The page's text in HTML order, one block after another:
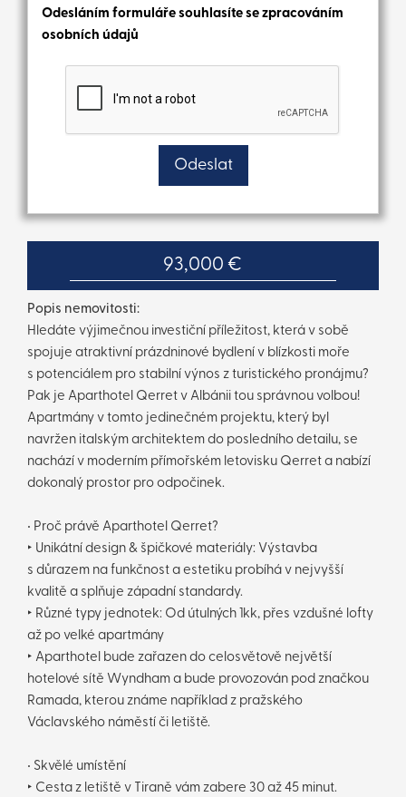
Odesláním formuláře souhlasíte se zpracováním
osobních údajů
93,000 €
Popis nemovitosti:
Hledáte výjimečnou investiční příležitost, která v sobě
spojuje atraktivní prázdninové bydlení v blízkosti moře
s potenciálem pro stabilní výnos z turistického pronájmu?
Pak je Aparthotel Qerret v Albánii tou správnou volbou!
Apartmány v tomto jedinečném projektu, který byl
navržen italským architektem do posledního detailu, se
nachází v moderním přímořském letovisku Qerret a nabízí
dokonalý prostor pro odpočinek.
• Proč právě Aparthotel Qerret?
‣ Unikátní design & špičkové materiály: Výstavba
s důrazem na funkčnost a estetiku probíhá v nejvyšší
kvalitě a splňuje západní standardy.
‣ Různé typy jednotek: Od útulných 1kk, přes vzdušné lofty
až po velké apartmány
‣ Aparthotel bude zařazen do celosvětově největší
hotelové sítě Wyndham a bude provozován pod značkou
Ramada, kterou známe například z pražského
Václavského náměstí či letiště.
• Skvělé umístění
‣ Cesta z letiště v Tiraně vám zabere 30 až 45 minut.